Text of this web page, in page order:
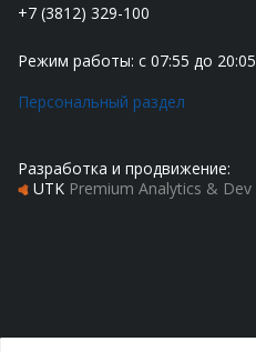
+7 (3812) 329-100
Режим работы: с 07:55 до 20:05
Персональный раздел
Разработка и продвижение:
UTK Premium Analytics & Dev